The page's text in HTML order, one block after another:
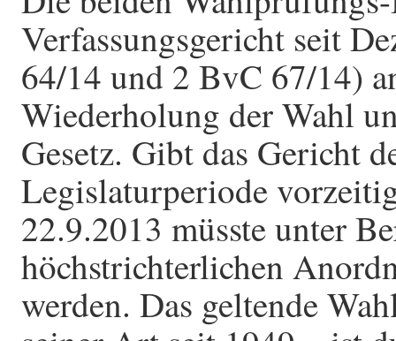
Verfassungsgericht seit
64/14 und 2 BvC 67/14)
Wiederholung der Wahl
Gesetz. Gibt das Gericht
Legislaturperiode
22.9.2013 müsste unter
höchstrichterlichen
werden. Das geltende